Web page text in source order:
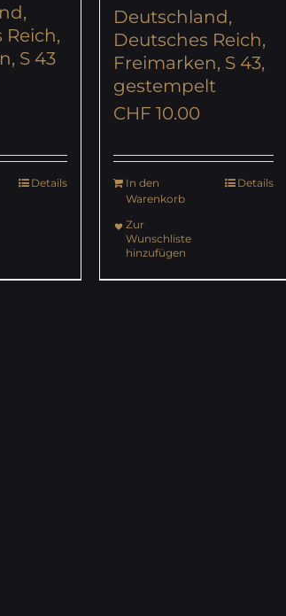
Reich,
S 43
Details
Deutschland,
Deutsches Reich,
Freimarken, S 43,
gestempelt
CHF 10.00
In den
Warenkorb
Details
Zur
Wunschliste
hinzufügen